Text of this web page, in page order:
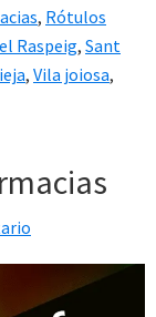
, Rótulos
Raspeig, Sant
, Vila joiosa,